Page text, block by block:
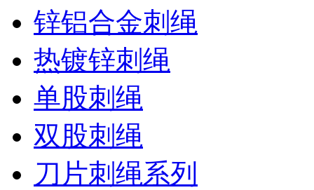
锌铝合金刺绳
热镀锌刺绳
单股刺绳
双股刺绳
刀片刺绳系列